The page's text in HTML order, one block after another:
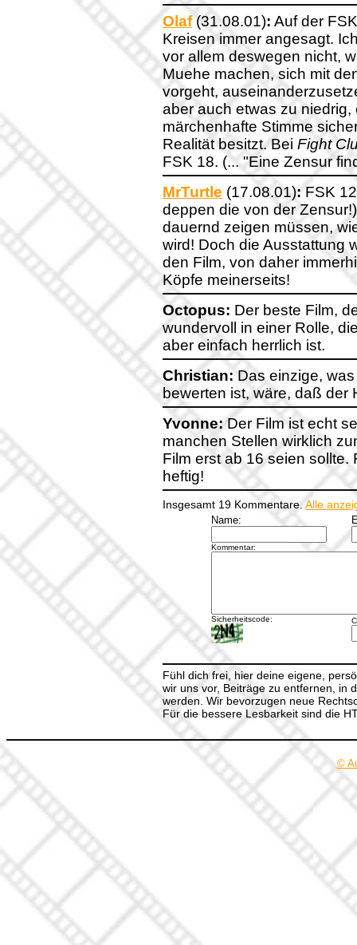
Olaf(31.08.01): Auf der
Kreisen immer angesagt.
vor allem deswegen nicht,
Muehe machen, sich mit
vorgeht,
aber auch etwas zu
märchenhafte Stimme
Realität besitzt. Bei Fight
FSK 18. (... "Eine Zensur
MrTurtle (17.08.01): FSK
deppen die von der
dauernd zeigen müssen,
wird! Doch die Ausstattung
den Film, von daher
Köpfe meinerseits!
Octopus: Der beste Film,
wundervoll in einer Rolle,
aber einfach herrlich ist.
Christian: Das einzige,
bewerten ist, wäre, daß
Yvonne:Der Film ist echt
manchen Stellen wirklich
Film erst ab 16 seien
heftig!
Insgesamt 19 Kommentare.Alle
Name:
Kommentar:
Sicherheitscode:
Fühl dich frei, hier deine eigene,
wir uns vor, Beiträge zu entfernen, in
werden. Wir bevorzugen neue
Für die bessere Lesbarkeit sind die
©